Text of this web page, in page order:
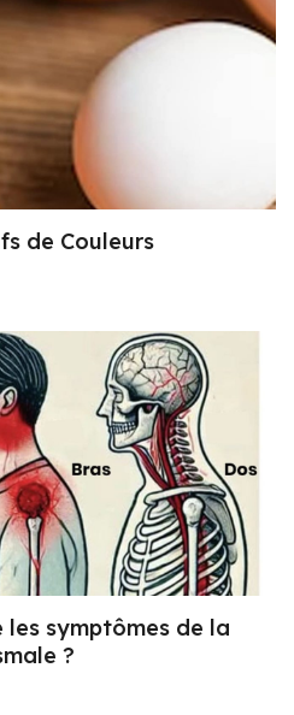
de Couleurs
les symptômes de la
?